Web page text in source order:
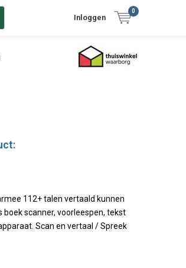
Inloggen
0
112+ talen vertaald kunnen
boek scanner, voorleespen, tekst
Scan en vertaal / Spreek